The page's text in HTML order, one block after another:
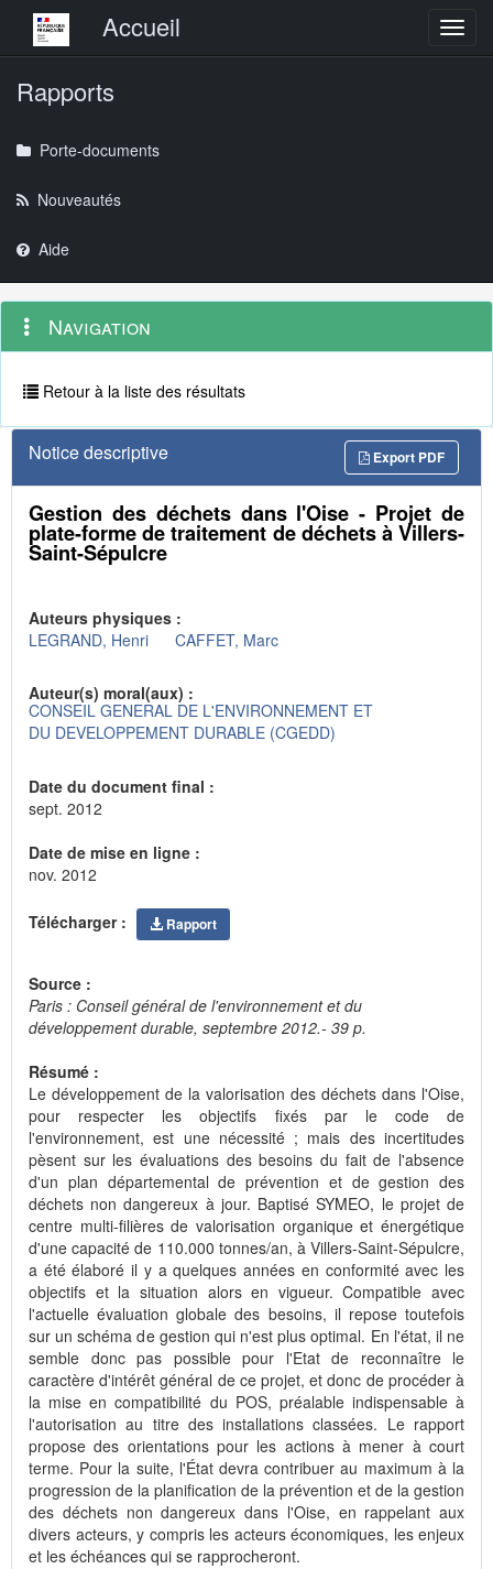
Menu principalAccueil
Rapports
Porte-documents
Nouveautés
Aide
Navigation
outils
Menu
contextuel
Navigation
Retour à la liste des résultats
Notice descriptive Export PDF
Gestion des déchets dans l'Oise - Projet de
plate-forme de traitement de déchets à Villers-
Saint-Sépulcre
Auteurs physiques :
LEGRAND, Henri
CAFFET, Marc
Auteur(s) moral(aux) :
CONSEIL GENERAL DE L'ENVIRONNEMENT ET
DU DEVELOPPEMENT DURABLE (CGEDD)
Date du document final :
sept. 2012
Date de mise en ligne :
nov. 2012
Télécharger : Rapport
Source :
Paris : Conseil général de l'environnement et du
développement durable, septembre 2012.- 39 p.
Résumé :
Le développement de la valorisation des déchets dans l'Oise,
pour respecter les objectifs fixés par le code de
l'environnement, est une nécessité ; mais des incertitudes
pèsent sur les évaluations des besoins du fait de l'absence
d'un plan départemental de prévention et de gestion des
déchets non dangereux à jour. Baptisé SYMEO, le projet de
centre multi-filières de valorisation organique et énergétique
d'une capacité de 110.000 tonnes/an, à Villers-Saint-Sépulcre,
a été élaboré il y a quelques années en conformité avec les
objectifs et la situation alors en vigueur. Compatible avec
l'actuelle évaluation globale des besoins, il repose toutefois
sur un schéma de gestion qui n'est plus optimal. En l'état, il ne
semble donc pas possible pour l'Etat de reconnaître le
caractère d'intérêt général de ce projet, et donc de procéder à
la mise en compatibilité du POS, préalable indispensable à
l'autorisation au titre des installations classées. Le rapport
propose des orientations pour les actions à mener à court
terme. Pour la suite, l'État devra contribuer au maximum à la
progression de la planification de la prévention et de la gestion
des déchets non dangereux dans l'Oise, en rappelant aux
divers acteurs, y compris les acteurs économiques, les enjeux
et les échéances qui se rapprocheront.